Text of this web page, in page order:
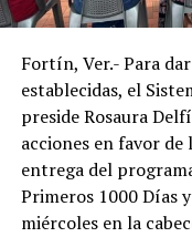
de vida de la
Fortín, Ver.- Para
establecidas, el
preside Rosaura
acciones en favor
entrega del
Primeros 1000 Días
miércoles en la